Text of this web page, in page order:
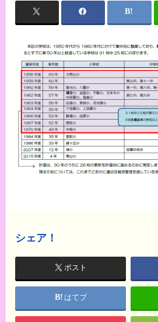
シェア！
ポスト
はてブ